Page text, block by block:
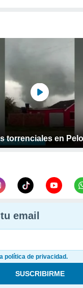
torrenciales en
email
política de privacidad.